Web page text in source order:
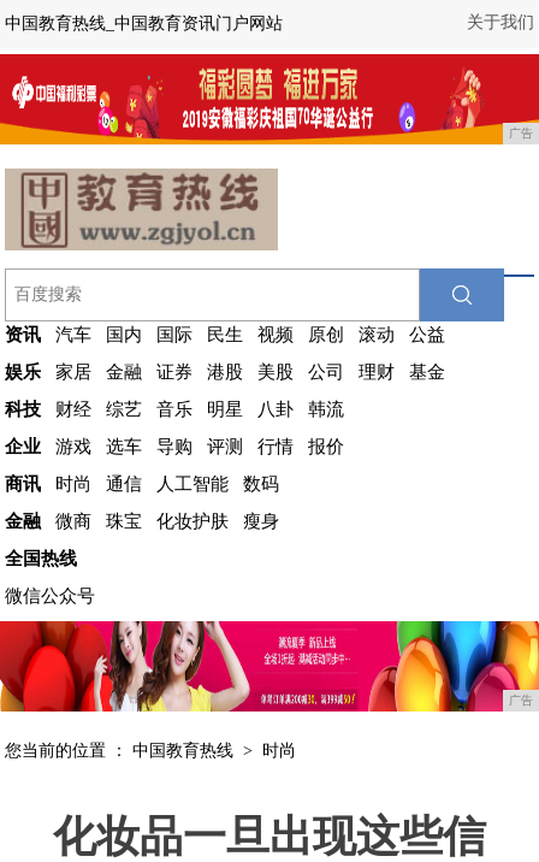
关于我们
中国教育热线_中国教育资讯门户网站
广告
资讯 汽车 国内 国际 民生 视频 原创 滚动
公益
娱乐
家居 金融 证券 港股 美股 公司 理财
基金
科技
财经 综艺 音乐 明星 八卦
韩流
企业
游戏 选车 导购 评测 行情
报价
商讯
时尚 通信 人工智能
数码
金融
微商 珠宝 化妆护肤
瘦身
全国热线
微信公众号
广告
您当前的位置 ：中国教育热线 > 时尚
化妆品一旦出现这些信